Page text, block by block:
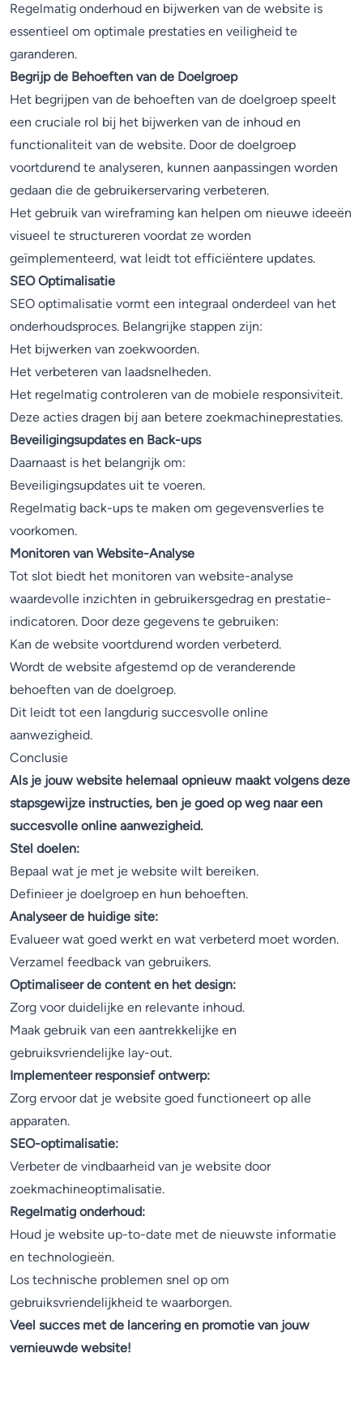
Regelmatig onderhoud en bijwerken van de website is
essentieel om optimale prestaties en veiligheid te
garanderen.
Begrijp de Behoeften van de Doelgroep
Het begrijpen van de behoeften van de doelgroep speelt
een cruciale rol bij het bijwerken van de inhoud en
functionaliteit van de website. Door de doelgroep
voortdurend te analyseren, kunnen aanpassingen worden
gedaan die de gebruikerservaring verbeteren.
Het gebruik van wireframing kan helpen om nieuwe ideeën
visueel te structureren voordat ze worden
geïmplementeerd, wat leidt tot efficiëntere updates.
SEO Optimalisatie
SEO optimalisatie vormt een integraal onderdeel van het
onderhoudsproces. Belangrijke stappen zijn:
Het bijwerken van zoekwoorden.
Het verbeteren van laadsnelheden.
Het regelmatig controleren van de mobiele responsiviteit.
Deze acties dragen bij aan betere zoekmachineprestaties.
Beveiligingsupdates en Back-ups
Daarnaast is het belangrijk om:
Beveiligingsupdates uit te voeren.
Regelmatig back-ups te maken om gegevensverlies te
voorkomen.
Monitoren van Website-Analyse
Tot slot biedt het monitoren van website-analyse
waardevolle inzichten in gebruikersgedrag en prestatie-
indicatoren. Door deze gegevens te gebruiken:
Kan de website voortdurend worden verbeterd.
Wordt de website afgestemd op de veranderende
behoeften van de doelgroep.
Dit leidt tot een langdurig succesvolle online
aanwezigheid.
Conclusie
Als je jouw website helemaal opnieuw maakt volgens deze
stapsgewijze instructies, ben je goed op weg naar een
succesvolle online aanwezigheid.
Stel doelen:
Bepaal wat je met je website wilt bereiken.
Definieer je doelgroep en hun behoeften.
Analyseer de huidige site:
Evalueer wat goed werkt en wat verbeterd moet worden.
Verzamel feedback van gebruikers.
Optimaliseer de content en het design:
Zorg voor duidelijke en relevante inhoud.
Maak gebruik van een aantrekkelijke en
gebruiksvriendelijke lay-out.
Implementeer responsief ontwerp:
Zorg ervoor dat je website goed functioneert op alle
apparaten.
SEO-optimalisatie:
Verbeter de vindbaarheid van je website door
zoekmachineoptimalisatie.
Regelmatig onderhoud:
Houd je website up-to-date met de nieuwste informatie
en technologieën.
Los technische problemen snel op om
gebruiksvriendelijkheid te waarborgen.
Veel succes met de lancering en promotie van jouw
vernieuwde website!